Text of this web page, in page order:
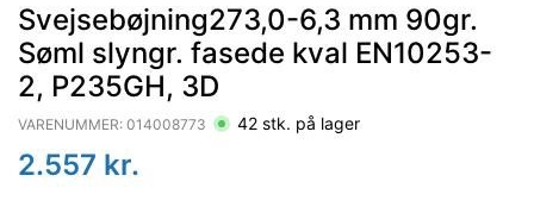
Svejsebøjning273,0-6,3 mm 90gr.
Søml slyngr. fasede kval EN10253-
2, P235GH, 3D
VARENUMMER: 014008773 42 stk. på lager
2.557 kr.